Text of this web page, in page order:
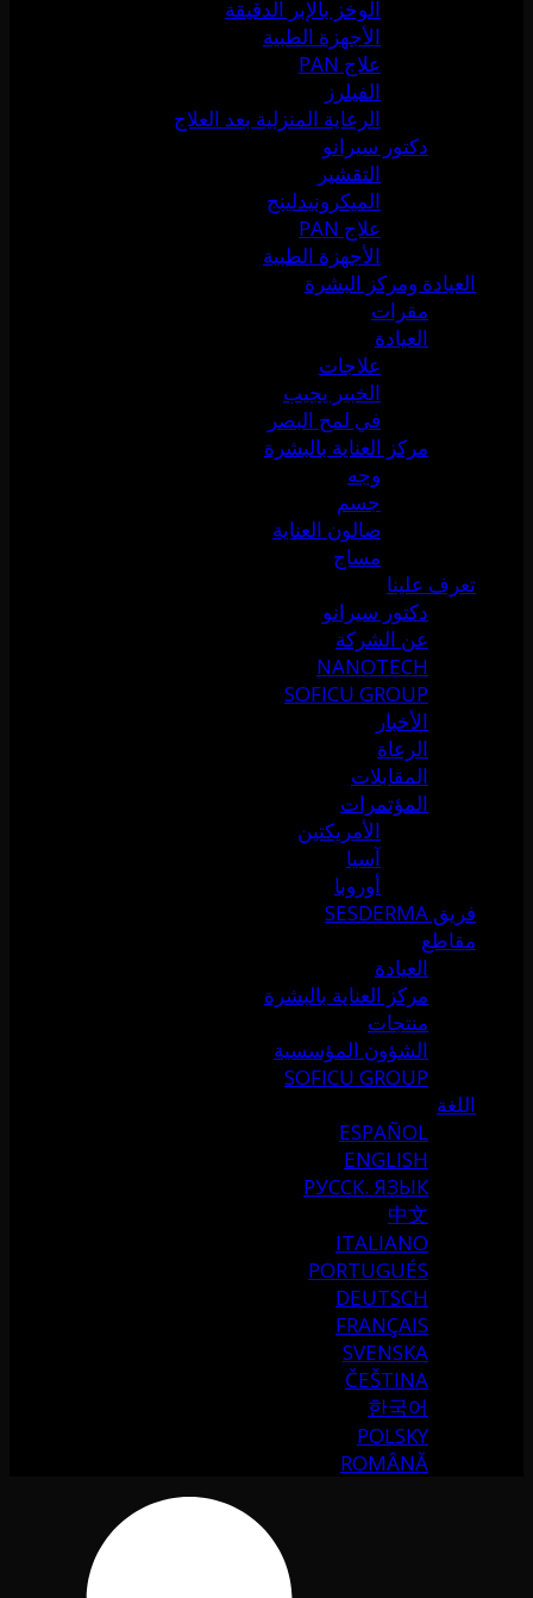
الوخز بالإبر الدقيقة
الأجهزة الطبية
علاج PAN
الفيلرز
الرعاية المنزلية بعد العلاج
دكتور سيرانو
التقشير
الميكرونيدلينج
علاج PAN
الأجهزة الطبية
العيادة ومركز البشرة
مقرات
العيادة
علاجات
الخبير يجيب
في لمح البصر
مركز العناية بالبشرة
وجه
جسم
صالون العناية
مساج
تعرف علينا
دكتور سيرانو
عن الشركة
NANOTECH
SOFICU GROUP
الأخبار
الرعاة
المقابلات
المؤتمرات
الأمريكتين
آسيا
أوروبا
فريق SESDERMA
مقاطع
العيادة
مركز العناية بالبشرة
منتجات
الشؤون المؤسسية
SOFICU GROUP
اللغة
ESPAÑOL
ENGLISH
РУССК. ЯЗЫК
中文
ITALIANO
PORTUGUÉS
DEUTSCH
FRANÇAIS
SVENSKA
ČEŠTINA
한국어
POLSKY
ROMÂNĂ